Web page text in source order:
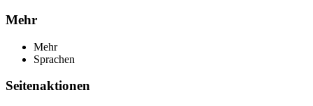
Mehr
Mehr
Sprachen
Seitenaktionen